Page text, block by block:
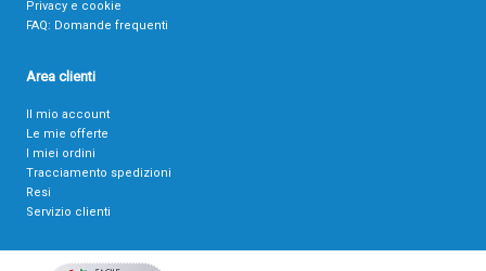
Privacy e cookie
FAQ: Domande frequenti
Area clienti
Il mio account
Le mie offerte
I miei ordini
Tracciamento spedizioni
Resi
Servizio clienti